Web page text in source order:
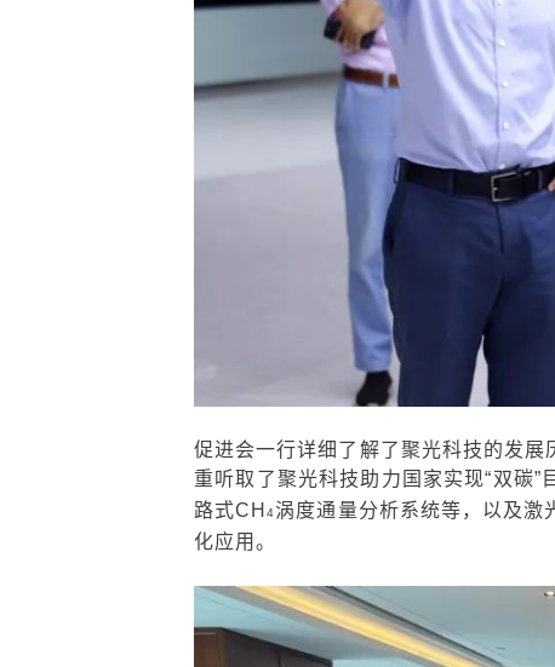
促进会一行详细了解了聚光科技的发
重听取了聚光科技助力国家实现“双碳
路式CH4涡度通量分析系统等，以及激
化应用。